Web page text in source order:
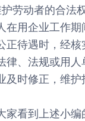
动者的合法权
用企业工作期
正待遇时，经核
律、法规或用
及时修正，维护
看到上述小编